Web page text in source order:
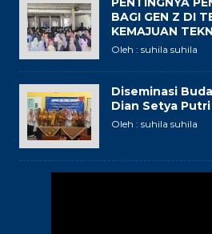
BAGI GEN Z DI
KEMAJUAN
Oleh : suhila suhila
Diseminasi
Dian Setya Putri
Oleh : suhila suhila